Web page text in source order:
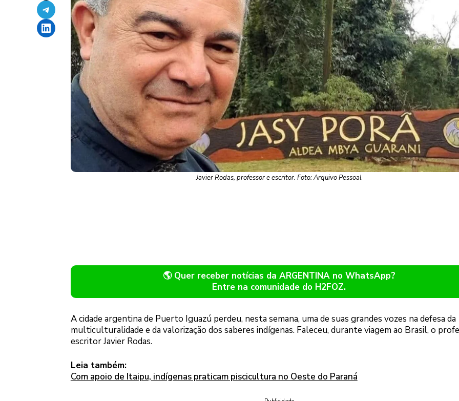
Share on Telegram
Share on LinkedIn
Javier Rodas, professor e escritor. Foto: Arquivo Pessoal
🌎 Quer receber notícias da ARGENTINA no WhatsApp?
Entre na comunidade do H2FOZ.
A cidade argentina de Puerto Iguazú perdeu, nesta semana, uma de suas grandes vozes na defesa da
multiculturalidade e da valorização dos saberes indígenas. Faleceu, durante viagem ao Brasil, o
escritor Javier Rodas.
Leia também:
Com apoio de Itaipu, indígenas praticam piscicultura no Oeste do Paraná